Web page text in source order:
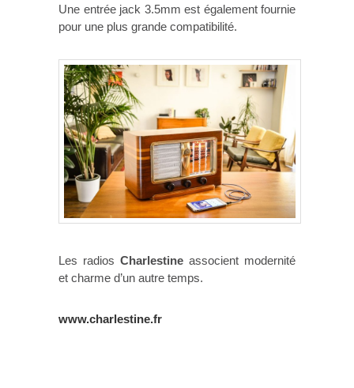
Une entrée jack 3.5mm est également fournie
pour une plus grande compatibilité.
Les radios Charlestine associent modernité
et charme d’un autre temps.
www.charlestine.fr